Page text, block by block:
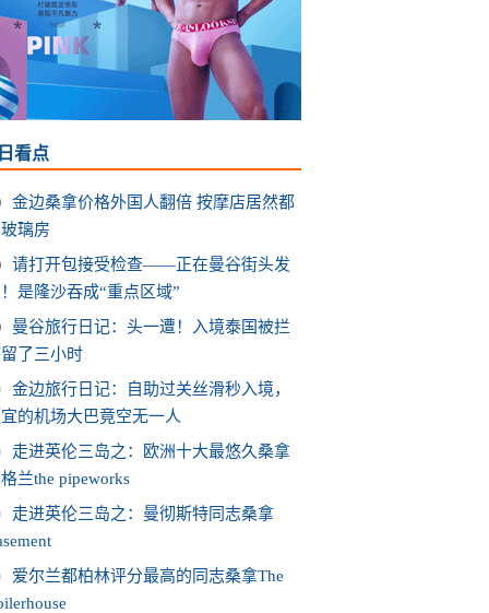
看点
金边桑拿价格外国人翻倍 按摩店居然都
璃房
请打开包接受检查——正在曼谷街头发
是隆沙吞成“重点区域”
曼谷旅行日记：头一遭！入境泰国被拦
了三小时
金边旅行日记：自助过关丝滑秒入境，
的机场大巴竟空无一人
走进英伦三岛之：欧洲十大最悠久桑拿
兰the pipeworks
走进英伦三岛之：曼彻斯特同志桑拿
爱尔兰都柏林评分最高的同志桑拿The